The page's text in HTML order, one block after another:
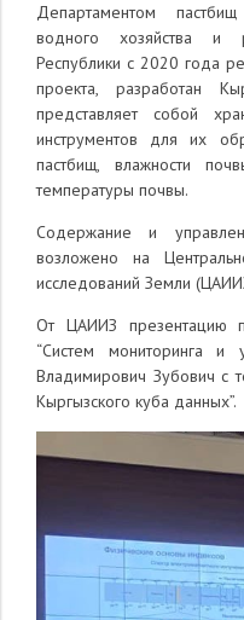
Департаментом
водного хозяйства и
Республики с 2020 года
проекта, разработан
представляет собой
инструментов для их
пастбищ, влажности
температуры почвы.
Содержание и
возложено на
исследований Земли
От ЦАИИЗ презентацию
“Систем мониторинга и
Владимирович Зубович с
Кыргызского куба данных”.